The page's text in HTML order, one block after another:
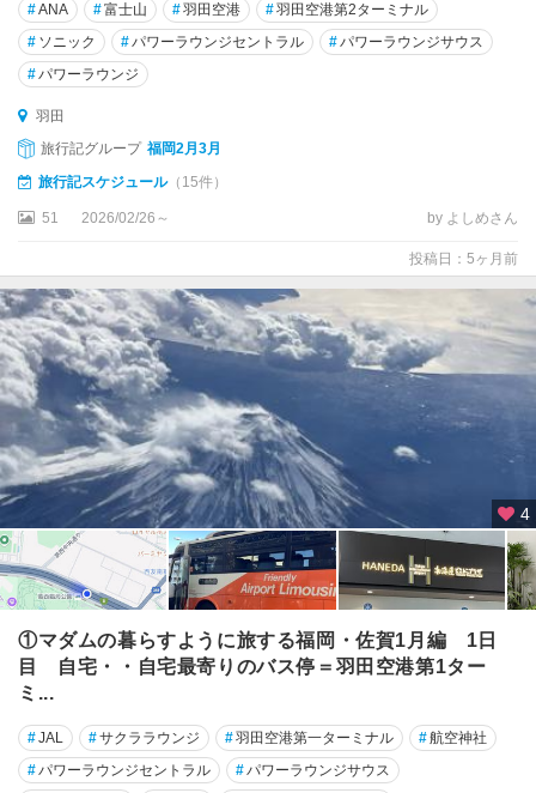
お
台
場
新
橋
・
留
葛
飾
・
葛
西
・
立
板
橋
・
練
馬
・
赤
羽
中
野
・
#ANA #富士山 #羽田空港 #羽田空港第2ターミナル
# ソニック #パワーラウンジセントラル #パワーラウンジサウス
#パワーラウンジ
羽田
旅行記グループ 福岡2月3月
旅行記スケジュール（15件）
51 2026/02/26～ by よしめさん
投稿日：5ヶ月前
4
①マダムの暮らすように旅する福岡・佐賀1月編 1日
目 自宅・・自宅最寄りのバス停＝羽田空港第1ター
ミ...
#JAL #サクララウンジ #羽田空港第一ターミナル #航空神社
#パワーラウンジセントラル #パワーラウンジサウス